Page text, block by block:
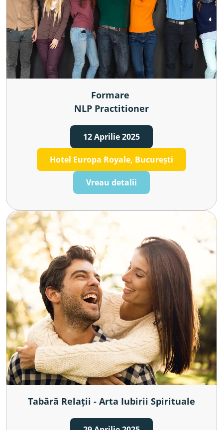
Formare
NLP Practitioner
12 Aprilie 2025
Hotel Europa Royale, București
Vreau detalii
Tabără Relații - Arta Iubirii Spirituale